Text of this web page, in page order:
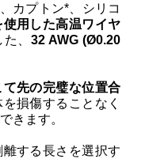
カプトン*、シリコ
使用した高温ワイヤ
、 32 AWG (Ø0.20
て先の完璧な位置合
損傷することなく
きます。
する長さを選択す